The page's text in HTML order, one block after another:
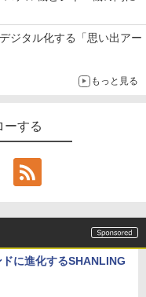
ジタル化する「思い出アー
もっと見る
ーする
に進化するSHANLING